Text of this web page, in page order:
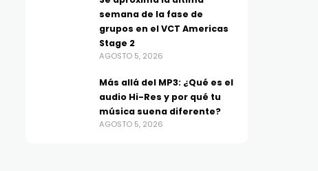
semana de la fase de
grupos en el VCT Americas
Stage 2
AGOSTO 5, 2026
Más allá del MP3: ¿Qué es el
audio Hi-Res y por qué tu
música suena diferente?
AGOSTO 5, 2026